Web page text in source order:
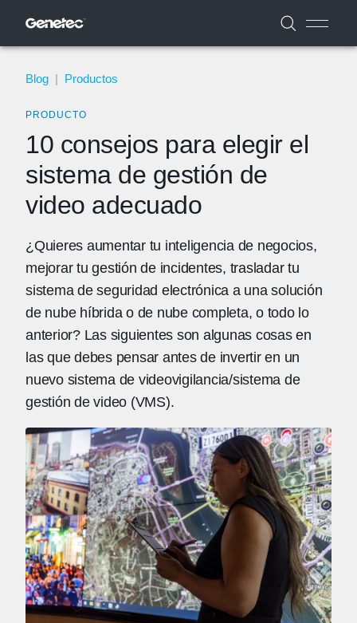
Blog | Productos
PRODUCTO
10 consejos para elegir el
sistema de gestión de
video adecuado
¿Quieres aumentar tu inteligencia de negocios,
mejorar tu gestión de incidentes, trasladar tu
sistema de seguridad electrónica a una solución
de nube híbrida o de nube completa, o todo lo
anterior? Las siguientes son algunas cosas en
las que debes pensar antes de invertir en un
nuevo sistema de videovigilancia/sistema de
gestión de video (VMS).